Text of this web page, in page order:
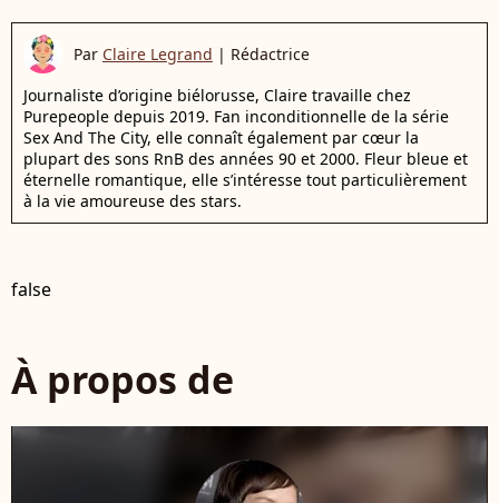
Par Claire Legrand | Rédactrice
Journaliste d’origine biélorusse, Claire travaille chez
Purepeople depuis 2019. Fan inconditionnelle de la série
Sex And The City, elle connaît également par cœur la
plupart des sons RnB des années 90 et 2000. Fleur bleue et
éternelle romantique, elle s’intéresse tout particulièrement
à la vie amoureuse des stars.
false
À propos de